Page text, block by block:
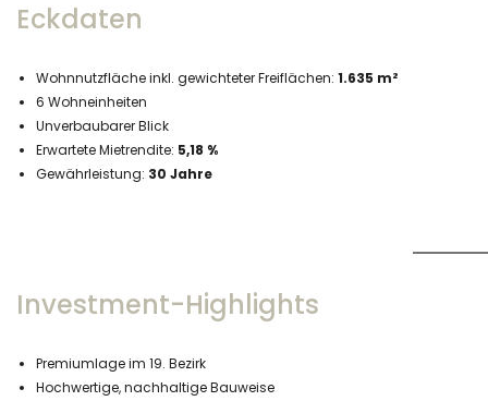
Eckdaten
Wohnnutzfläche inkl. gewichteter Freiflächen: 1.635 m²
6 Wohneinheiten
Unverbaubarer Blick
Erwartete Mietrendite: 5,18 %
Gewährleistung: 30 Jahre
Investment-Highlights
Premiumlage im 19. Bezirk
Hochwertige, nachhaltige Bauweise